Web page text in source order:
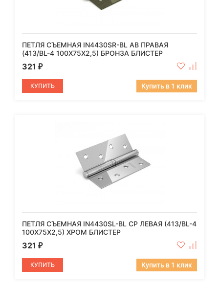
ПЕТЛЯ СЪЕМНАЯ IN4430SR-BL AB ПРАВАЯ
(413/BL-4 100X75X2,5) БРОНЗА БЛИСТЕР
321 ₽
КУПИТЬ Купить в 1 клик
ПЕТЛЯ СЪЕМНАЯ IN4430SL-BL CP ЛЕВАЯ (413/BL-4
100X75X2,5) ХРОМ БЛИСТЕР
321 ₽
КУПИТЬ Купить в 1 клик